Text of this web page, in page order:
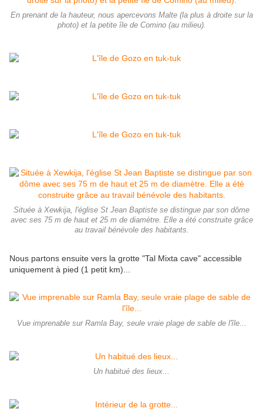
En prenant de la hauteur, nous apercevons Malte (la plus à droite sur la
photo) et la petite île de Comino (au milieu).
Située à Xewkija, l'église St Jean Baptiste se distingue par son dôme
avec ses 75 m de haut et 25 m de diamètre. Elle a été construite grâce
au travail bénévole des habitants.
Nous partons ensuite vers la grotte "Tal Mixta cave" accessible
uniquement à pied (1 petit km)...
Vue imprenable sur Ramla Bay, seule vraie plage de sable de l'île...
Un habitué des lieux...